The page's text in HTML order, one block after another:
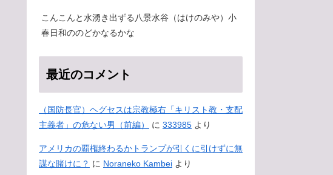
こんこんと水湧き出ずる八景水谷（はけのみや）小
春日和ののどかなるかな
最近のコメント
（国防長官）ヘグセスは宗教極右「キリスト教・支配
主義者」の危ない男（前編）
に 333985 より
アメリカの覇権終わるかトランプが引くに引けずに無
謀な賭けに？ に Noraneko Kambei より